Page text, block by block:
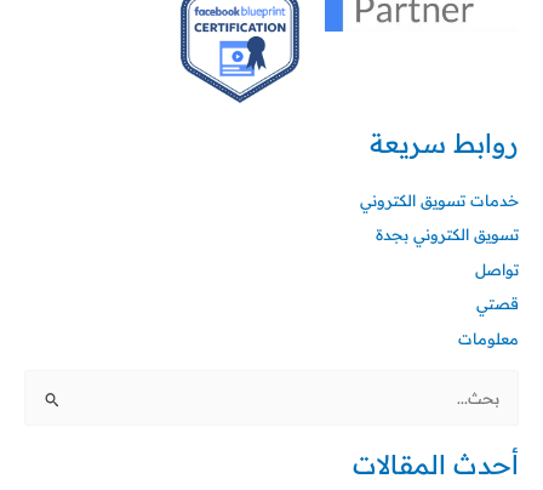
روابط سريعة
خدمات تسويق الكتروني
تسويق الكتروني بجدة
تواصل
قصتي
معلومات
البحث
أحدث المقالات